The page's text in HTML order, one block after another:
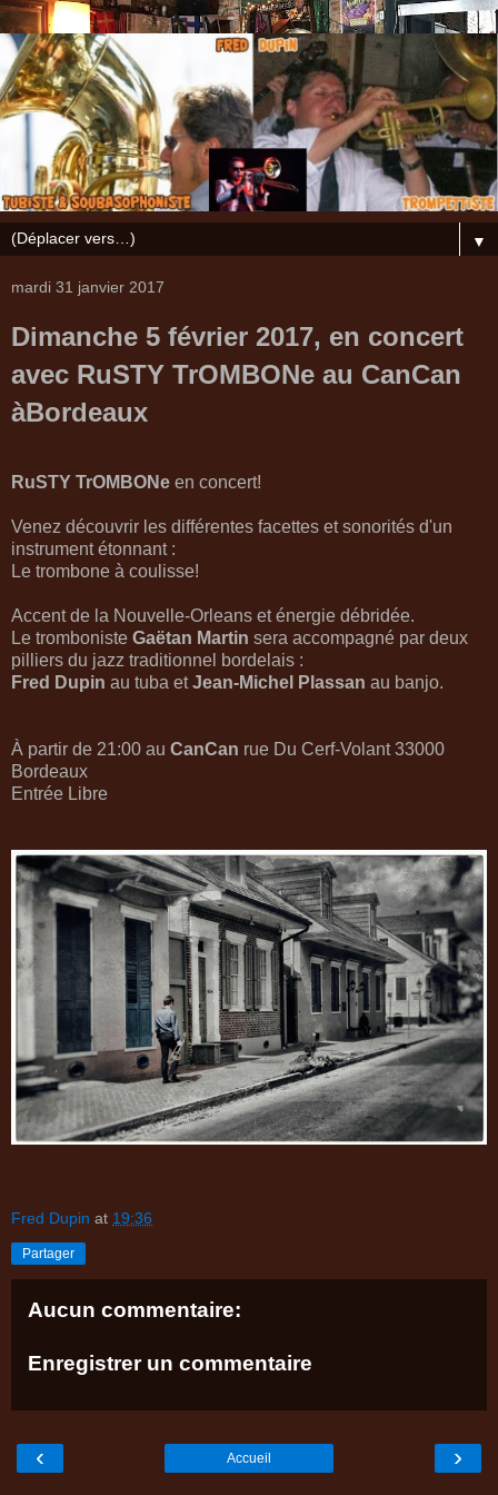
▼
mardi 31 janvier 2017
Dimanche 5 février 2017, en concert
avec RuSTY TrOMBONe au CanCan
àBordeaux
RuSTY TrOMBONe en concert!
Venez découvrir les différentes facettes et sonorités d'un
instrument étonnant :
Le trombone à coulisse!
Accent de la Nouvelle-Orleans et énergie débridée.
Le tromboniste Gaëtan Martin sera accompagné par deux
pilliers du jazz traditionnel bordelais :
Fred Dupin au tuba etJean-Michel Plassan au banjo.
À partir de 21:00 au CanCan rue Du Cerf-Volant 33000
Bordeaux
Entrée Libre
Fred Dupin at 19:36
Partager
Aucun commentaire:
Enregistrer un commentaire
‹ ›
Accueil